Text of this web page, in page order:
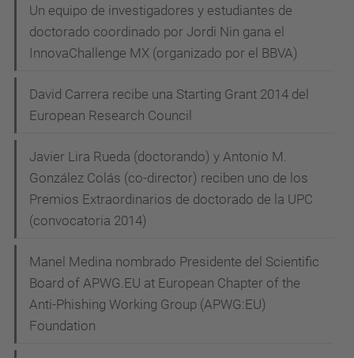
Un equipo de investigadores y estudiantes de
doctorado coordinado por Jordi Nin gana el
InnovaChallenge MX (organizado por el BBVA)
David Carrera recibe una Starting Grant 2014 del
European Research Council
Javier Lira Rueda (doctorando) y Antonio M.
González Colás (co-director) reciben uno de los
Premios Extraordinarios de doctorado de la UPC
(convocatoria 2014)
Manel Medina nombrado Presidente del Scientific
Board of APWG.EU at European Chapter of the
Anti-Phishing Working Group (APWG:EU)
Foundation